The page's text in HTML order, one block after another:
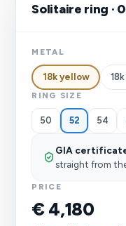
Solitaire ring ·
METAL
18k yellow
RING SIZE
50 52 54
GIA
straight from
PRICE
€ 4,180